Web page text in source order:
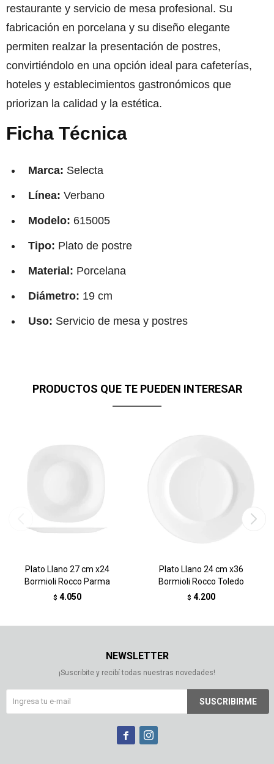
restaurante y servicio de mesa profesional. Su
fabricación en porcelana y su diseño elegante
permiten realzar la presentación de postres,
convirtiéndolo en una opción ideal para cafeterías,
hoteles y establecimientos gastronómicos que
priorizan la calidad y la estética.
Ficha Técnica
Marca: Selecta
Línea: Verbano
Modelo: 615005
Tipo: Plato de postre
Material: Porcelana
Diámetro: 19 cm
Uso: Servicio de mesa y postres
PRODUCTOS QUE TE PUEDEN INTERESAR
Plato Llano 27 cm x24
Bormioli Rocco Parma
$ 4.050
Plato Llano 24 cm x36
Bormioli Rocco Toledo
$ 4.200
NEWSLETTER
¡Suscribite y recibí todas nuestras novedades!
SUSCRIBIRME
 